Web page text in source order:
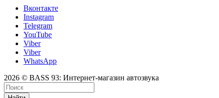
Вконтакте
Instagram
Telegram
YouTube
Viber
Viber
WhatsApp
2026 © BASS 93: Интернет-магазин автозвука